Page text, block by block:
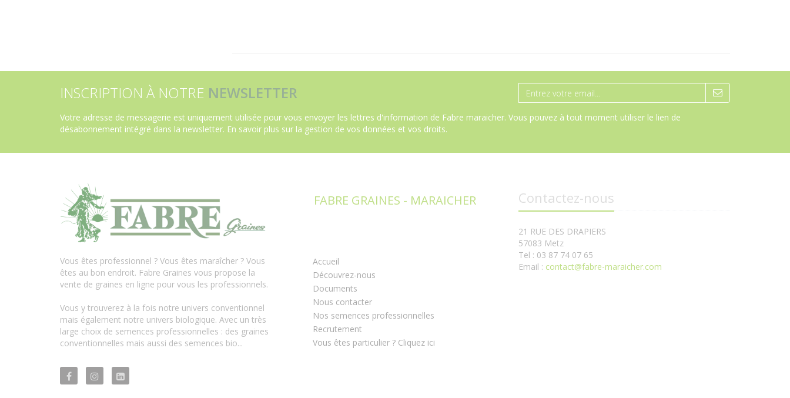
INSCRIPTION À NOTRE NEWSLETTER
Votre adresse de messagerie est uniquement utilisée pour vous envoyer les lettres d'information de Fabre maraicher. Vous pouvez à tout moment utiliser le lien de
désabonnement intégré dans la newsletter. En savoir plus sur la gestion de vos données et vos droits.
Vous êtes professionnel ? Vous êtes maraîcher ? Vous
êtes au bon endroit. Fabre Graines vous propose la
vente de graines en ligne pour vous les professionnels.
Vous y trouverez à la fois notre univers conventionnel
mais également notre univers biologique. Avec un très
large choix de semences professionnelles : des graines
conventionnelles mais aussi des semences bio...
FABRE GRAINES - MARAICHER
Accueil
Découvrez-nous
Documents
Nous contacter
Nos semences professionnelles
Recrutement
Vous êtes particulier ? Cliquez ici
Contactez-nous
21 RUE DES DRAPIERS
57083 Metz
Tel : 03 87 74 07 65
Email : contact@fabre-maraicher.com